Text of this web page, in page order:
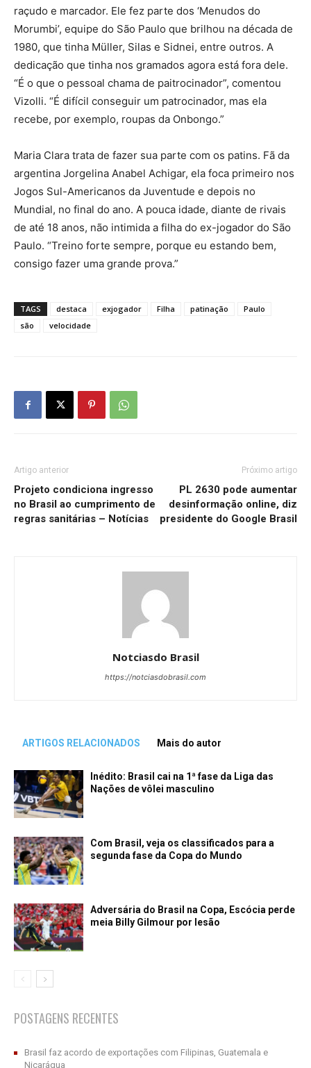
raçudo e marcador. Ele fez parte dos ‘Menudos do
Morumbi’, equipe do São Paulo que brilhou na década de
1980, que tinha Müller, Silas e Sidnei, entre outros. A
dedicação que tinha nos gramados agora está fora dele.
“É o que o pessoal chama de paitrocinador”, comentou
Vizolli. “É difícil conseguir um patrocinador, mas ela
recebe, por exemplo, roupas da Onbongo.”
Maria Clara trata de fazer sua parte com os patins. Fã da
argentina Jorgelina Anabel Achigar, ela foca primeiro nos
Jogos Sul-Americanos da Juventude e depois no
Mundial, no final do ano. A pouca idade, diante de rivais
de até 18 anos, não intimida a filha do ex-jogador do São
Paulo. “Treino forte sempre, porque eu estando bem,
consigo fazer uma grande prova.”
TAGS destaca exjogador Filha patinação
Paulo
são
velocidade
Artigo anterior
Projeto condiciona ingresso
no Brasil ao cumprimento de
regras sanitárias – Notícias
Próximo artigo
PL 2630 pode aumentar
desinformação online, diz
presidente do Google Brasil
Notciasdo Brasil
https://notciasdobrasil.com
ARTIGOS RELACIONADOS Mais do autor
Inédito: Brasil cai na 1ª fase da Liga das
Nações de vôlei masculino
Com Brasil, veja os classificados para a
segunda fase da Copa do Mundo
Adversária do Brasil na Copa, Escócia perde
meia Billy Gilmour por lesão
POSTAGENS RECENTES
Brasil faz acordo de exportações com Filipinas, Guatemala e
Nicarágua